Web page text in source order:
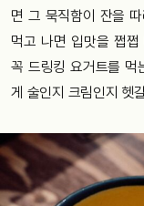
면 그 묵직함이 잔을
먹고 나면 입맛을 쩝
꼭 드링킹 요거트를 먹
게 술인지 크림인지 헷